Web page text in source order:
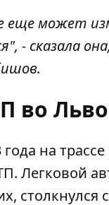
еще может
- сказала
во
года на
. Легковой
столкнулся